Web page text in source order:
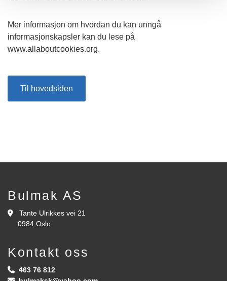
Mer informasjon om hvordan du kan unngå
informasjonskapsler kan du lese på
www.allaboutcookies.org.
Til hovedsiden
Bulmak AS
 Tante Ulrikkes vei 21
0984 Oslo
Kontakt oss
 463 76 812